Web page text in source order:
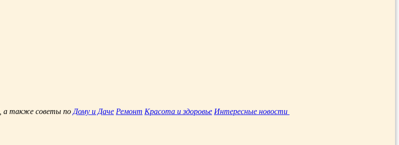
, а также советы по Дому и Даче Ремонт Красота и здоровье Интересные новости